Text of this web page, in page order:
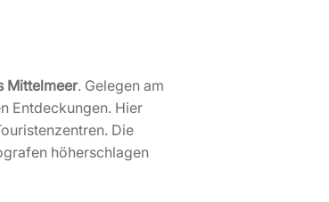
Mittelmeer. Gelegen am
Entdeckungen. Hier
Die
höherschlagen